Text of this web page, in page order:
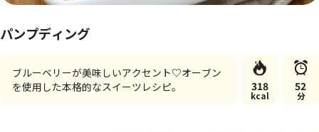
パンプディング
ブルーベリーが美味しいアクセント♡オーブン
を使用した本格的なスイーツレシピ。
318
kcal
52
分